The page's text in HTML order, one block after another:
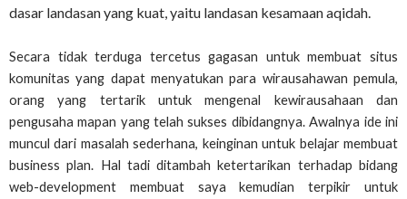
dasar landasan yang kuat, yaitu landasan kesamaan aqidah.
Secara tidak terduga tercetus gagasan untuk membuat situs
komunitas yang dapat menyatukan para wirausahawan pemula,
orang yang tertarik untuk mengenal kewirausahaan dan
pengusaha mapan yang telah sukses dibidangnya. Awalnya ide ini
muncul dari masalah sederhana, keinginan untuk belajar membuat
business plan. Hal tadi ditambah ketertarikan terhadap bidang
web-development membuat saya kemudian terpikir untuk